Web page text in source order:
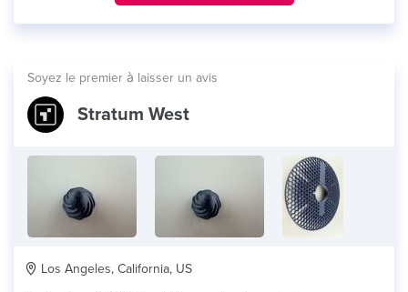
Soyez le premier à laisser un avis
Stratum West
Los Angeles, California, US